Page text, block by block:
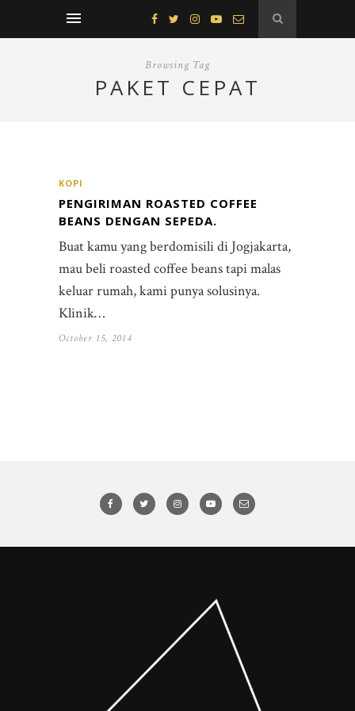
Browsing Tag
PAKET CEPAT
KOPI
PENGIRIMAN ROASTED COFFEE
BEANS DENGAN SEPEDA.
Buat kamu yang berdomisili di Jogjakarta,
mau beli roasted coffee beans tapi malas
keluar rumah, kami punya solusinya.
Klinik…
October 15, 2014